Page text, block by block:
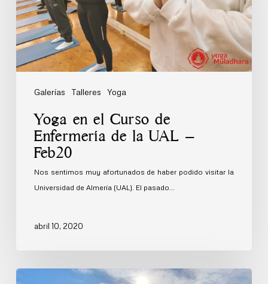
Galerías Talleres Yoga
de
Enfermería
de
la
UAL
Yoga en el Curso de
Enfermería de la UAL –
Feb20
Nos sentimos muy afortunados de haber podido visitar la
Universidad de Almería (UAL). El pasado…
abril 10, 2020